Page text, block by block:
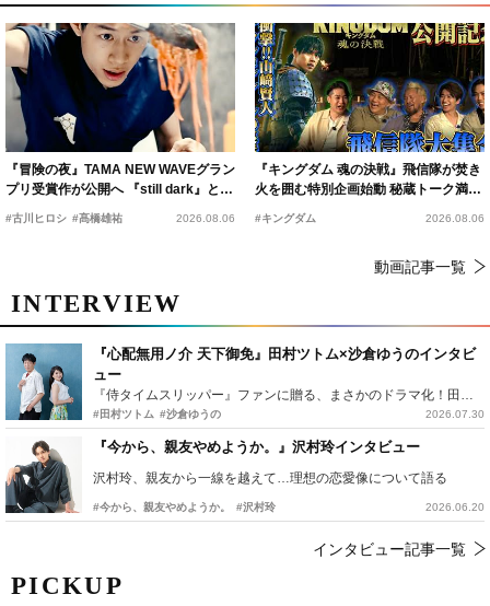
PICKUP
『冒険の夜』TAMA NEW WAVEグラン
プリ受賞作が公開へ 『still dark』と同
時上映決定
#古川ヒロシ #髙橋雄祐 2026.08.06
『キングダム 魂の決戦』飛信隊が焚き
火を囲む特別企画始動 秘蔵トーク満載
の“キングダムキャンプ”開催
#キングダム 2026.08.06
動画記事一覧
INTERVIEW
『心配無用ノ介 天下御免』田村ツトム×沙倉ゆうのインタビ
ュー
『侍タイムスリッパー』ファンに贈る、まさかのドラマ化！田村ツトム×沙倉ゆうのが語る『心配無用ノ介』撮影秘話
#田村ツトム #沙倉ゆうの 2026.07.30
『今から、親友やめようか。』沢村玲インタビュー
沢村玲、親友から一線を越えて…理想の恋愛像について語る
#今から、親友やめようか。 #沢村玲 2026.06.20
インタビュー記事一覧